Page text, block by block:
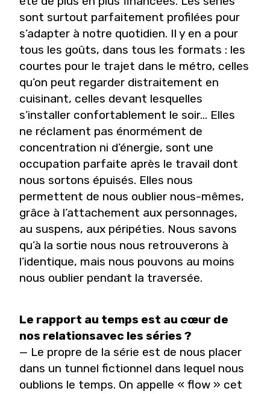
sont surtout parfaitement profilées pour
s’adapter à notre quotidien. Il y en a pour
tous les goûts, dans tous les formats : les
courtes pour le trajet dans le métro, celles
qu’on peut regarder distraitement en
cuisinant, celles devant lesquelles
s’installer confortablement le soir… Elles
ne réclament pas énormément de
concentration ni d’énergie, sont une
occupation parfaite après le travail dont
nous sortons épuisés. Elles nous
permettent de nous oublier nous-mêmes,
grâce à l’attachement aux personnages,
au suspens, aux péripéties. Nous savons
qu’à la sortie nous nous retrouverons à
l’identique, mais nous pouvons au moins
nous oublier pendant la traversée.
Le rapport au temps est au cœur de
nos relationsavec les séries ?
— Le propre de la série est de nous placer
dans un tunnel fictionnel dans lequel nous
oublions le temps. On appelle « flow » cet